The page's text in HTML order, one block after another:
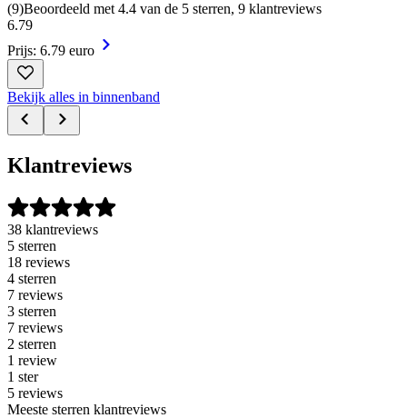
(9)Beoordeeld met 4.4 van de 5 sterren, 9 klantreviews
6.79
Prijs: 6.79 euro
Bekijk alles in binnenband
Klantreviews
38 klantreviews
5 sterren
18 reviews
4 sterren
7 reviews
3 sterren
7 reviews
2 sterren
1 review
1 ster
5 reviews
Meeste sterren klantreviews